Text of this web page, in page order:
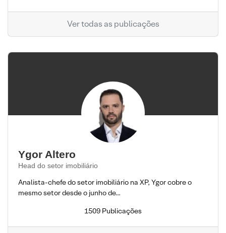
Ver todas as publicações
Ygor Altero
Head do setor imobiliário
Analista-chefe do setor imobiliário na XP, Ygor cobre o
mesmo setor desde o junho de...
1509 Publicações